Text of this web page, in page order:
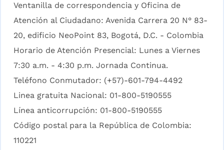
Ventanilla de correspondencia y Oficina de
Atención al Ciudadano: Avenida Carrera 20 N° 83-
20, edificio NeoPoint 83, Bogotá, D.C. - Colombia
Horario de Atención Presencial: Lunes a Viernes
7:30 a.m. - 4:30 p.m. Jornada Continua.
Teléfono Conmutador: (+57)-601-794-4492
Linea gratuita Nacional: 01-800-5190555
Línea anticorrupción: 01-800-5190555
Código postal para la República de Colombia:
110221